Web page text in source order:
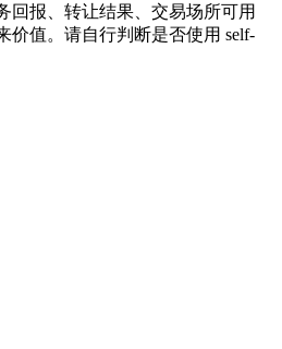
回报、转让结果、交易场所可用
价值。请自行判断是否使用 self-